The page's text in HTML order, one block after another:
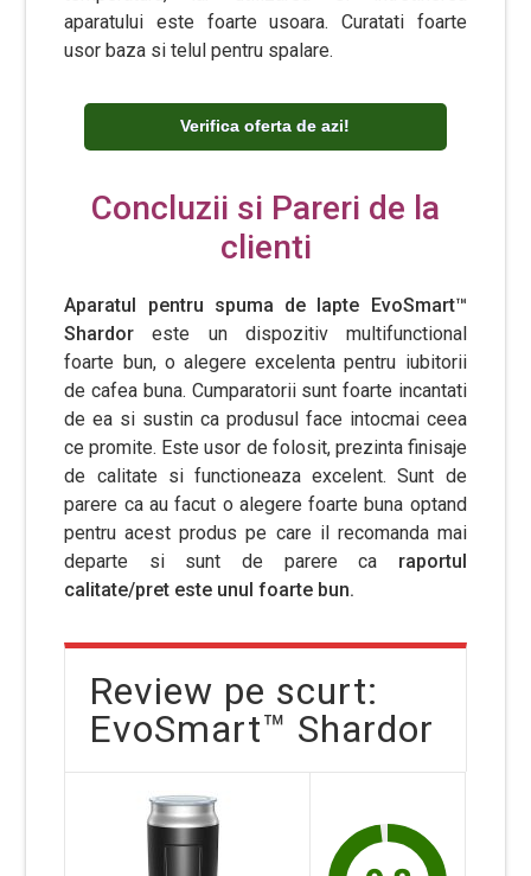
aparatului este foarte usoara. Curatati foarte
usor baza si telul pentru spalare.
Verifica oferta de azi!
Concluzii si Pareri de la
clienti
Aparatul pentru spuma de lapte EvoSmart™
Shardoreste un dispozitiv multifunctional
foarte bun, o alegere excelenta pentru iubitorii
de cafea buna. Cumparatorii sunt foarte incantati
de ea si sustin ca produsul face intocmai ceea
ce promite. Este usor de folosit, prezinta finisaje
de calitate si functioneaza excelent. Sunt de
parere ca au facut o alegere foarte buna optand
pentru acest produs pe care il recomanda mai
departe si sunt de parere ca raportul
calitate/pret este unul foarte bun.
Review pe scurt:
EvoSmart™ Shardor